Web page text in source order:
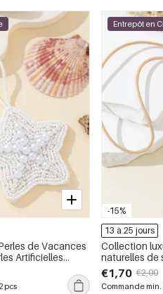
de Vacances
Artificielles
Femmes
pcs
-15%
Entrepôt en
13 à 25 jours
Collection
naturelles de
breloques
tressée
€1,70 €2,00
Commande min.